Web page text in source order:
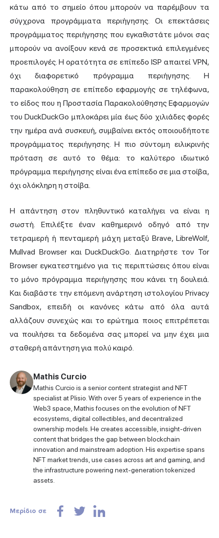
κάτω από το σημείο όπου μπορούν να παρέμβουν τα
σύγχρονα προγράμματα περιήγησης. Οι επεκτάσεις
προγράμματος περιήγησης που εγκαθιστάτε μόνοι σας
μπορούν να ανοίξουν κενά σε προσεκτικά επιλεγμένες
προεπιλογές. Η ορατότητα σε επίπεδο ISP απαιτεί VPN,
όχι διαφορετικό πρόγραμμα περιήγησης. Η
παρακολούθηση σε επίπεδο εφαρμογής σε τηλέφωνα,
το είδος που η Προστασία Παρακολούθησης Εφαρμογών
του DuckDuckGo μπλοκάρει μία έως δύο χιλιάδες φορές
την ημέρα ανά συσκευή, συμβαίνει εκτός οποιουδήποτε
προγράμματος περιήγησης. Η πιο σύντομη ειλικρινής
πρόταση σε αυτό το θέμα: το καλύτερο ιδιωτικό
πρόγραμμα περιήγησης είναι ένα επίπεδο σε μια στοίβα,
όχι ολόκληρη η στοίβα.
Η απάντηση στον πληθυντικό καταλήγει να είναι η
σωστή. Επιλέξτε έναν καθημερινό οδηγό από την
τετραμερή ή πενταμερή μάχη μεταξύ Brave, LibreWolf,
Mullvad Browser και DuckDuckGo. Διατηρήστε τον Tor
Browser εγκατεστημένο για τις περιπτώσεις όπου είναι
το μόνο πρόγραμμα περιήγησης που κάνει τη δουλειά.
Και διαβάστε την επόμενη ανάρτηση ιστολογίου Privacy
Sandbox, επειδή οι κανόνες κάτω από όλα αυτά
αλλάζουν συνεχώς και το ερώτημα ποιος επιτρέπεται
να πουλήσει τα δεδομένα σας μπορεί να μην έχει μια
σταθερή απάντηση για πολύ καιρό.
Mathis Curcio
Mathis Curcio is a senior content strategist and NFT
specialist at Plisio. With over 5 years of experience in the
Web3 space, Mathis focuses on the evolution of NFT
ecosystems, digital collectibles, and decentralized
ownership models. He creates accessible, insight-driven
content that bridges the gap between blockchain
innovation and mainstream adoption. His expertise spans
NFT market trends, use cases across art and gaming, and
the infrastructure powering next-generation tokenized
assets.
Μερίδιο σε